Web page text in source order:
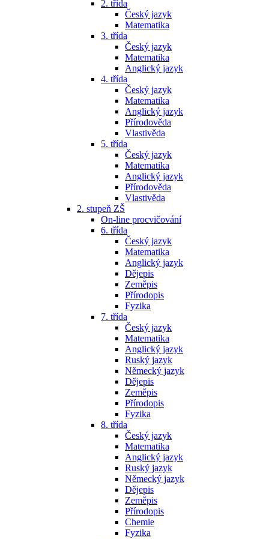
2. třída
Český jazyk
Matematika
3. třída
Český jazyk
Matematika
Anglický jazyk
4. třída
Český jazyk
Matematika
Anglický jazyk
Přírodověda
Vlastivěda
5. třída
Český jazyk
Matematika
Anglický jazyk
Přírodověda
Vlastivěda
2. stupeň ZŠ
On-line procvičování
6. třída
Český jazyk
Matematika
Anglický jazyk
Dějepis
Zeměpis
Přírodopis
Fyzika
7. třída
Český jazyk
Matematika
Anglický jazyk
Ruský jazyk
Německý jazyk
Dějepis
Zeměpis
Přírodopis
Fyzika
8. třída
Český jazyk
Matematika
Anglický jazyk
Ruský jazyk
Německý jazyk
Dějepis
Zeměpis
Přírodopis
Chemie
Fyzika